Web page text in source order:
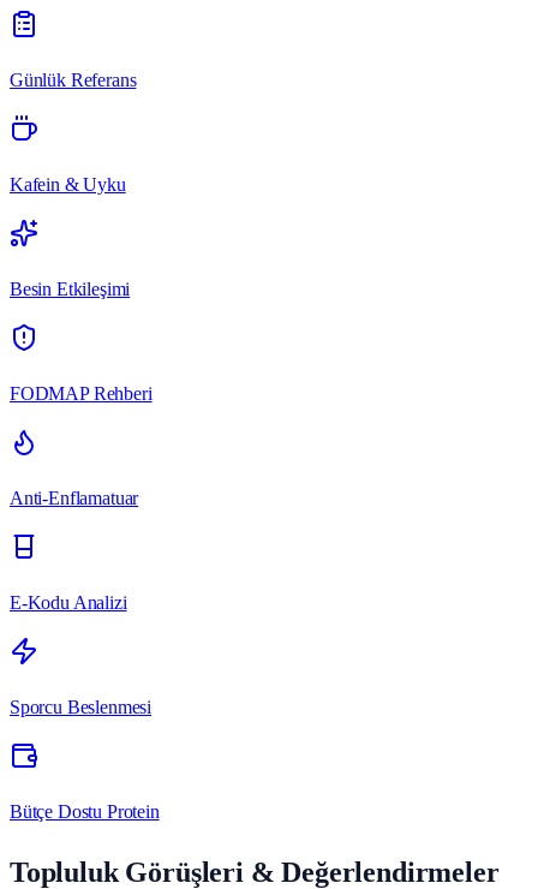
Günlük Referans
Kafein & Uyku
Besin Etkileşimi
FODMAP Rehberi
Anti-Enflamatuar
E-Kodu Analizi
Sporcu Beslenmesi
Bütçe Dostu Protein
Topluluk Görüşleri & Değerlendirmeler